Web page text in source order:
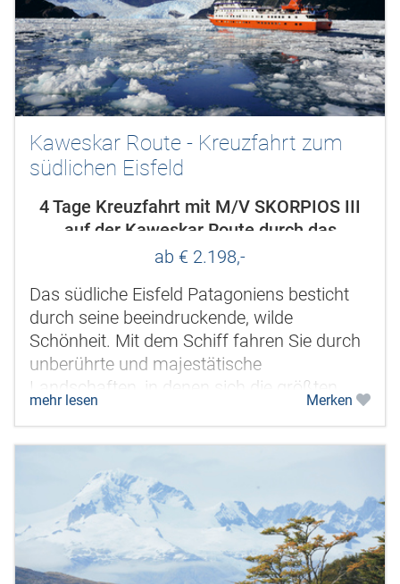
Kaweskar Route - Kreuzfahrt zum
südlichen Eisfeld
4 Tage Kreuzfahrt mit M/V SKORPIOS III
auf der Kaweskar Route durch das
südliche Eisfeld
ab € 2.198,-
Das südliche Eisfeld Patagoniens besticht
durch seine beeindruckende, wilde
Schönheit. Mit dem Schiff fahren Sie durch
unberührte und majestätische
Landschaften, in denen sich die größten
Gletscher Südamerikas ihren Weg aus
den...
mehr lesen Merken